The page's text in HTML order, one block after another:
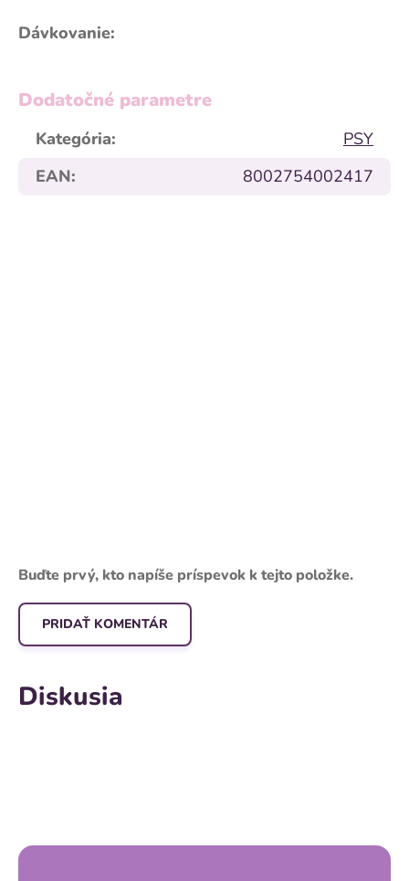
Dávkovanie:
Dodatočné parametre
Kategória:
PSY
EAN: 8002754002417
duck 2 kg
Predstavujeme vám
najpokrokovejší grain
free produkt na trhu –
granuly, ktorých zložky
boli všetky...
Diskusia
Buďte prvý, kto napíše príspevok k tejto položke.
PRIDAŤ KOMENTÁR